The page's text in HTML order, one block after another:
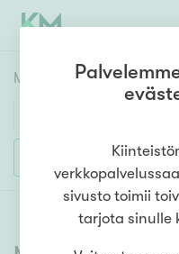
Myyntikohteet
Huoneluku
1h 2h
Lisää hakuehtoja
sivusto toimii
tarjota sinulle